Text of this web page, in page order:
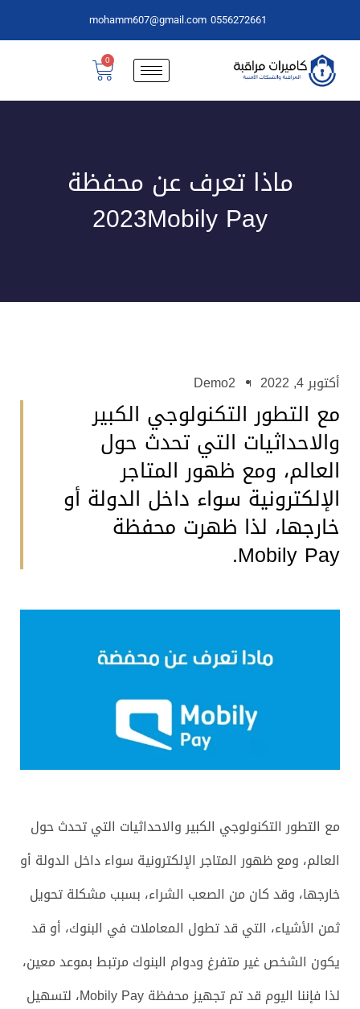
0556272661
mohamm607@gmail.com
0
ماذا تعرف عن محفظة
2023Mobily Pay
أكتوبر 4, 2022 Demo2
مع التطور التكنولوجي الكبير
والاحداثيات التي تحدث حول
العالم، ومع ظهور المتاجر
الإلكترونية سواء داخل الدولة أو
خارجها، لذا ظهرت محفظة
Mobily Pay.
مع التطور التكنولوجي الكبير والاحداثيات التي تحدث حول
العالم، ومع ظهور المتاجر الإلكترونية سواء داخل الدولة أو
خارجها، وقد كان من الصعب الشراء، بسبب مشكلة تحويل
ثمن الأشياء، التي قد تطول المعاملات في البنوك، أو قد
يكون الشخص غير متفرغ ودوام البنوك مرتبط بموعد معين،
لذا فإننا اليوم قد تم تجهيز محفظة
Mobily Pay، لتسهيل